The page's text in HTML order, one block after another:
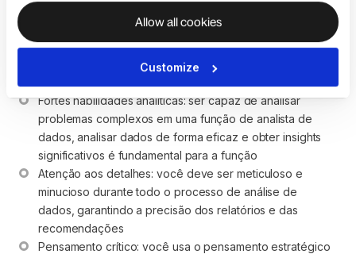
Allow all cookies
Customize
Intelligence Skills
Liste as soft skills e qualidades pessoais que você está
buscando no candidato perfeito.
Fortes habilidades analíticas: ser capaz de analisar
problemas complexos em uma função de analista de
dados, analisar dados de forma eficaz e obter insights
significativos é fundamental para a função
Atenção aos detalhes: você deve ser meticuloso e
minucioso durante todo o processo de análise de
dados, garantindo a precisão dos relatórios e das
recomendações
Pensamento crítico: você usa o pensamento estratégico